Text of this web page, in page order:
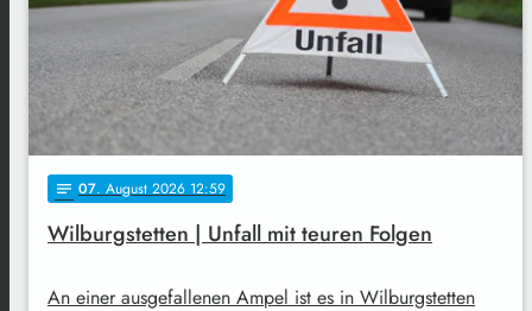
notes 07. August 2026 12:59
Wilburgstetten | Unfall mit teuren Folgen
An einer ausgefallenen Ampel ist es in Wilburgstetten